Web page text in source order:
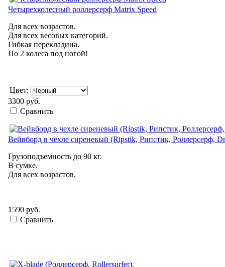
Четырехколесный роллерсерф Matrix Speed
Для всех возрастов.
Для всех весовых категорий.
Гибкая перекладина.
По 2 колеса под ногой!
Цвет:
3300 руб.
Сравнить
Вейвборд в чехле сиреневый (Ripstik, Рипстик, Роллерсерф,
Грузоподъемность до 90 кг.
В сумке.
Для всех возрастов.
1590 руб.
Сравнить